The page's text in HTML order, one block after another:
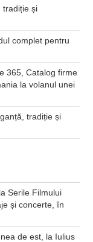
tradiție și
complet pentru
365, Catalog firme
la volanul unei
tradiție și
Serile Filmului
și concerte, în
de est, la Iulius